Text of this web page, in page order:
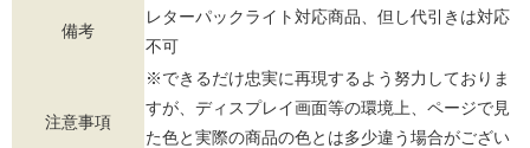
備考
レターパックライト対応商品、但し代引きは対応
不可
注意事項
※できるだけ忠実に再現するよう努力しておりま
すが、ディスプレイ画面等の環境上、ページで見
た色と実際の商品の色とは多少違う場合がござい